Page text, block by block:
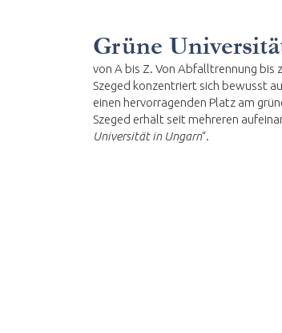
Grüne
von A bis Z. Von Abfalltrennung bis
Szeged konzentriert sich bewusst
einen hervorragenden Platz am
Szeged erhält seit mehreren
Universität in Ungarn“.